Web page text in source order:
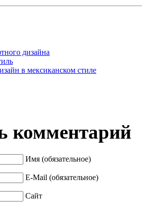
дизайна
в мексиканском стиле
комментарий
Имя (обязательное)
E-Mail (обязательное)
Сайт